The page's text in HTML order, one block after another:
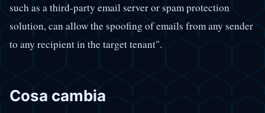
such as a third-party email server or spam protection
solution, can allow the spoofing of emails from any sender
to any recipient in the target tenant".
Cosa cambia